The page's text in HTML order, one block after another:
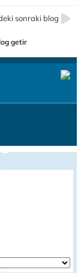
sonraki blog
getir